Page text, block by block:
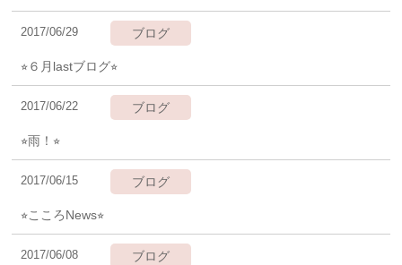
ブログ
2017/06/29
⭐︎６月lastブログ⭐︎
ブログ
2017/06/22
⭐︎雨！⭐︎
ブログ
2017/06/15
⭐︎こころNews⭐︎
ブログ
2017/06/08